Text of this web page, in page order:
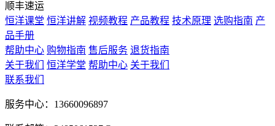
顺丰速运
恒洋课堂 恒洋讲解 视频教程 产品教程 技术原理 选购指南 产
品手册
帮助中心 购物指南 售后服务 退货指南
关于我们
恒洋学堂 帮助中心 关于我们
联系我们
服务中心：13660096897